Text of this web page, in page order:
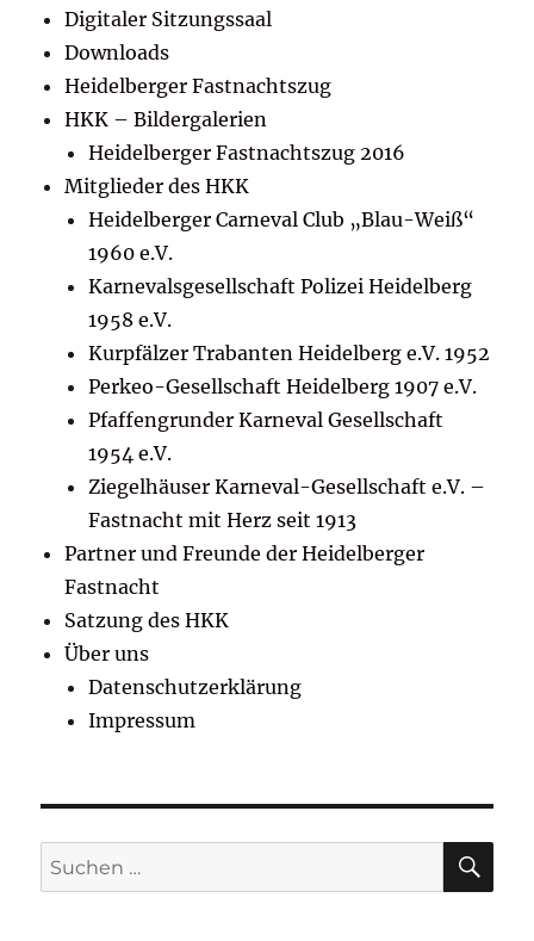
Digitaler Sitzungssaal
Downloads
Heidelberger Fastnachtszug
HKK – Bildergalerien
Heidelberger Fastnachtszug 2016
Mitglieder des HKK
Heidelberger Carneval Club „Blau-Weiß“
1960 e.V.
Karnevalsgesellschaft Polizei Heidelberg
1958 e.V.
Kurpfälzer Trabanten Heidelberg e.V. 1952
Perkeo-Gesellschaft Heidelberg 1907 e.V.
Pfaffengrunder Karneval Gesellschaft
1954 e.V.
Ziegelhäuser Karneval-Gesellschaft e.V. –
Fastnacht mit Herz seit 1913
Partner und Freunde der Heidelberger
Fastnacht
Satzung des HKK
Über uns
Datenschutzerklärung
Impressum
Suchen
nach: